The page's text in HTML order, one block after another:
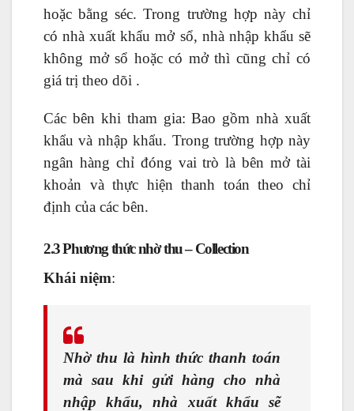
hoặc bằng séc. Trong trường hợp này chỉ
có nhà xuất khẩu mở sổ, nhà nhập khẩu sẽ
không mở sổ hoặc có mở thì cũng chỉ có
giá trị theo dõi .
Các bên khi tham gia: Bao gồm nhà xuất
khẩu và nhập khẩu. Trong trường hợp này
ngân hàng chỉ đóng vai trò là bên mở tài
khoản và thực hiện thanh toán theo chỉ
định của các bên.
2.3 Phương thức nhờ thu – Collection
Khái niệm:
Nhờ thu là hình thức thanh toán
mà sau khi gửi hàng cho nhà
nhập khẩu, nhà xuất khẩu sẽ